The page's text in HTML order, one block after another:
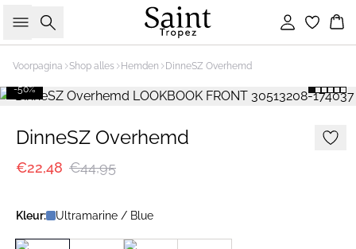
Zoeken Inloggen
Voorpagina Shop alles Hemden DinneSZ Overhemd
-50%
DinneSZ Overhemd
€22,48 €44,95
Kleur: Ultramarine / Blue